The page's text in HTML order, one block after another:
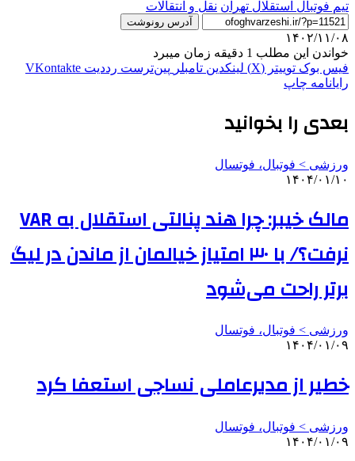
تيم فوتبال استقلال تهران نقل و انتقالات
آدرس رونوشت
۱۴۰۲/۱۱/۰۸
خواندن این مطلب 1 دقیقه زمان میبرد
فیس بوک توییتر (X) لینکدین ‫تامبلر ‫پین‌ترست ‫رددیت ‫VKontakte
رایانامه چاپ
بعدی را بخوانید
ورزشی > فوتبال، فوتسال
۱۴۰۴/۰۱/۱۰
مالک خیبر: چرا هند پنالتی استقلال به VAR
نرفت؟/ با ۳۰ امتیاز خیالمان از ماندن در لیگ
برتر راحت می‌شود
ورزشی > فوتبال، فوتسال
۱۴۰۴/۰۱/۰۹
خطیر از مدیرعاملی نساجی استعفا کرد
ورزشی > فوتبال، فوتسال
۱۴۰۴/۰۱/۰۹